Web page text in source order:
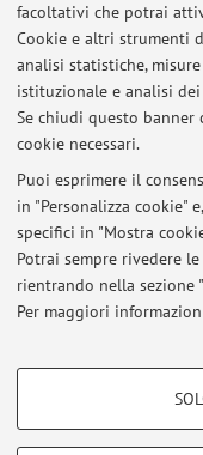
facoltativi che potrai
Cookie e altri strumenti
analisi statistiche,
istituzionale e analisi
Se chiudi questo
cookie necessari.
Puoi esprimere il
in "Personalizza cookie"
specifici in "Mostra
Potrai sempre rivedere
rientrando nella sezione
Per maggiori
COOKIE DI
Gli studenti si
venerdì, presso lo
Fanin 46, previo
e-mail:
Al
Area riservata
Accedi tramiteloginper